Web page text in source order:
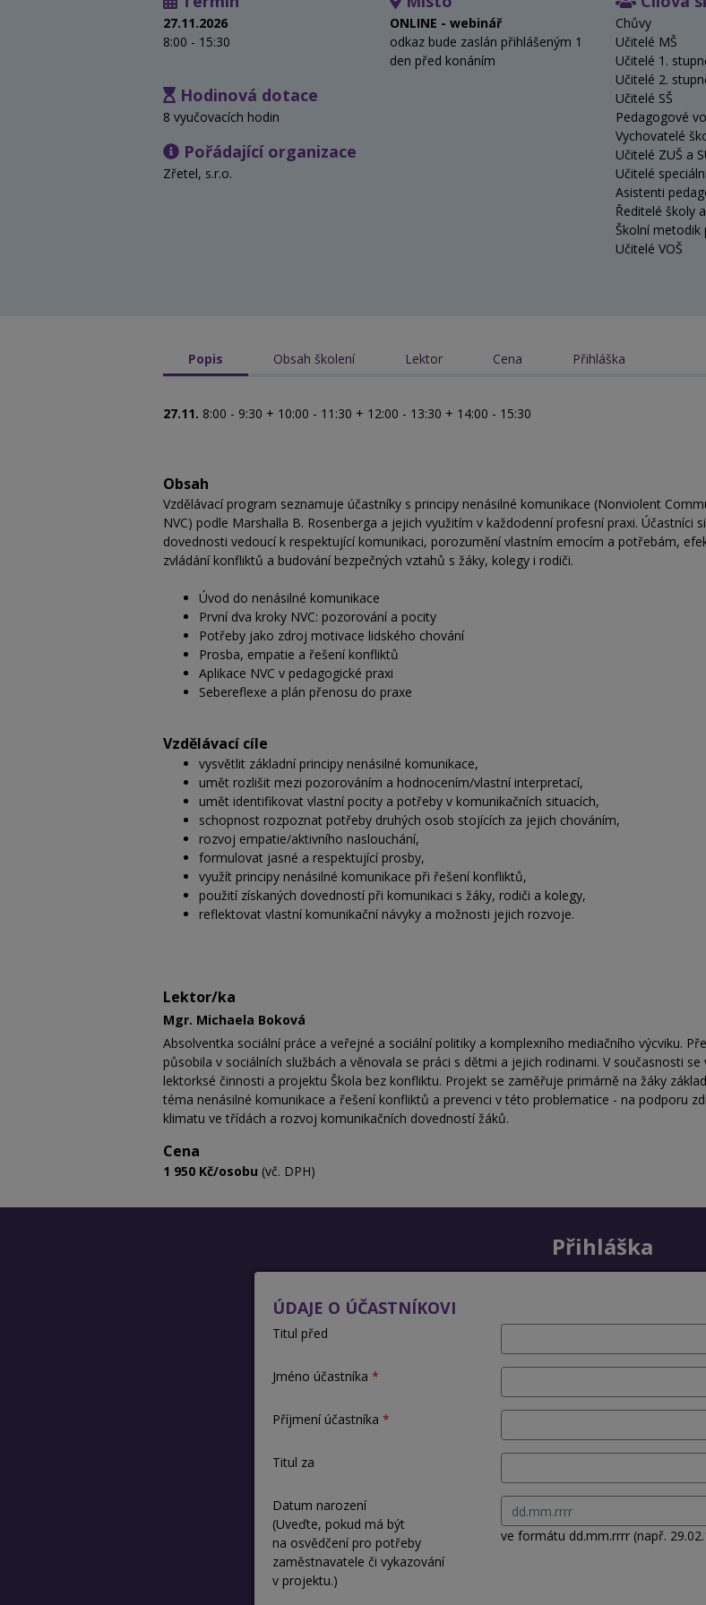
27.11.2026
8:00 - 15:30
ONLINE - webinář
odkaz bude zaslán přihlášeným 1
den před konáním
Hodinová dotace
8 vyučovacích hodin
Pořádající organizace
Zřetel, s.r.o.
Chůvy
Učitelé MŠ
Učitelé 1.
Učitelé 2.
Učitelé SŠ
Pedagogové
Vychovatelé
Učitelé ZUŠ a
Učitelé
Asistenti
Ředitelé školy
Školní metodik
Učitelé VOŠ
Popis Obsah školení Lektor Cena Přihláška
27.11. 8:00 - 9:30 + 10:00 - 11:30 + 12:00 - 13:30 + 14:00 - 15:30
Obsah
Vzdělávací program seznamuje účastníky s principy nenásilné komunikace (Nonviolent
NVC) podle Marshalla B. Rosenberga a jejich využitím v každodenní profesní praxi. Účastníci
dovednosti vedoucí k respektující komunikaci, porozumění vlastním emocím a potřebám,
zvládání konfliktů a budování bezpečných vztahů s žáky, kolegy i rodiči.
Úvod do nenásilné komunikace
První dva kroky NVC: pozorování a pocity
Potřeby jako zdroj motivace lidského chování
Prosba, empatie a řešení konfliktů
Aplikace NVC v pedagogické praxi
Sebereflexe a plán přenosu do praxe
Vzdělávací cíle
vysvětlit základní principy nenásilné komunikace,
umět rozlišit mezi pozorováním a hodnocením/vlastní interpretací,
umět identifikovat vlastní pocity a potřeby v komunikačních situacích,
schopnost rozpoznat potřeby druhých osob stojících za jejich chováním,
rozvoj empatie/aktivního naslouchání,
formulovat jasné a respektující prosby,
využít principy nenásilné komunikace při řešení konfliktů,
použití získaných dovedností při komunikaci s žáky, rodiči a kolegy,
reflektovat vlastní komunikační návyky a možnosti jejich rozvoje.
Lektor/ka
Mgr. Michaela Boková
Absolventka sociální práce a veřejné a sociální politiky a komplexního mediačního výcviku.
působila v sociálních službách a věnovala se práci s dětmi a jejich rodinami. V současnosti se
lektorksé činnosti a projektu Škola bez konfliktu. Projekt se zaměřuje primárně na žáky
téma nenásilné komunikace a řešení konfliktů a prevenci v této problematice - na podporu
klimatu ve třídách a rozvoj komunikačních dovedností žáků.
Cena
1 950 Kč/osobu (vč. DPH)
Přihláška
ÚDAJE O ÚČASTNÍKOVI
Titul před
Jméno účastníka
Příjmení účastníka
Titul za
Datum narození
(Uveďte, pokud má být
na osvědčení pro potřeby
zaměstnavatele či vykazování
v projektu.)
ve formátu dd.mm.rrrr (např.